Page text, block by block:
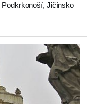
Podkrkonoší, Jičínsko